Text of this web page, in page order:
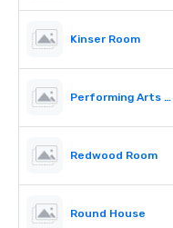
Kinser Room
Performing Arts Center (PAC)
Redwood Room
Round House